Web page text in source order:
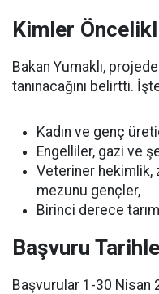
Kimler
Bakan Yumaklı,
tanınacağını belirtti.
Kadın ve genç
Engelliler, gazi ve
Veteriner hekimlik,
mezunu gençler,
Birinci derece
Başvuru
Başvurular 1-30 Nisan